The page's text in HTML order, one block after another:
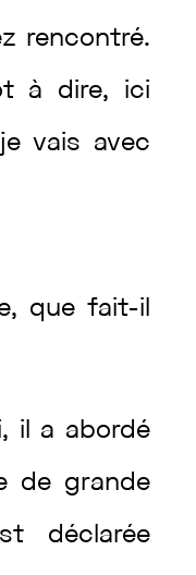
rencontré.
à dire, ici
jevais avec
, que fait-il
, il a abordé
de grande
déclarée